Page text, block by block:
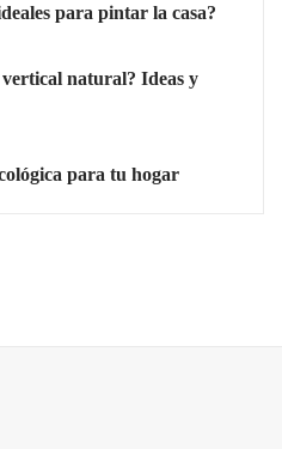
para pintar la casa?
natural? Ideas y
para tu hogar